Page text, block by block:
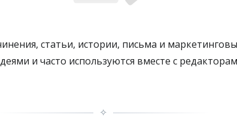
статьи, истории, письма и
и часто используются вместе с
✧